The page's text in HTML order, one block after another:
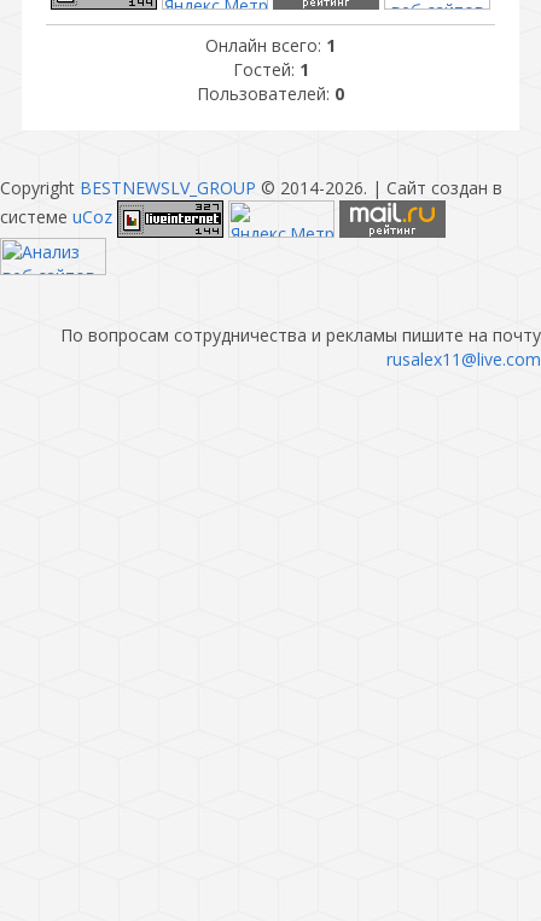
Онлайн всего: 1
Гостей: 1
Пользователей: 0
Copyright BESTNEWSLV_GROUP © 2014-2026. | Сайт создан в
системе uCoz
По вопросам сотрудничества и рекламы пишите на почту
rusalex11@live.com